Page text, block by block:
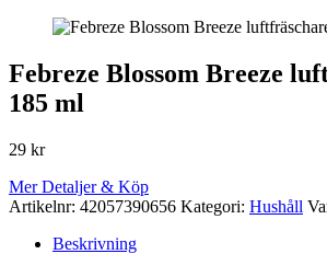
Febreze Blossom Breeze
185 ml
29 kr
Mer Detaljer & Köp
Artikelnr: 42057390656 Kategori: Hushåll
Beskrivning